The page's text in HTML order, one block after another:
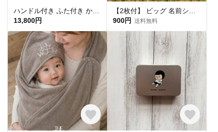
13,800円
900円 送料無料